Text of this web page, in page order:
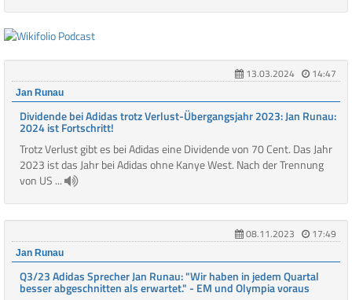
13.03.2024 14:47
Jan Runau
Dividende bei Adidas trotz Verlust-Übergangsjahr 2023: Jan Runau:
2024 ist Fortschritt!
Trotz Verlust gibt es bei Adidas eine Dividende von 70 Cent. Das Jahr
2023 ist das Jahr bei Adidas ohne Kanye West. Nach der Trennung
von US ...
08.11.2023 17:49
Jan Runau
Q3/23 Adidas Sprecher Jan Runau: "Wir haben in jedem Quartal
besser abgeschnitten als erwartet." - EM und Olympia voraus